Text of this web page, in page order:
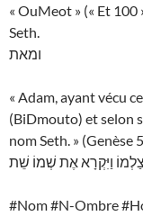
« OuMeot » (« Et 100
Seth.
ומאת
« Adam, ayant vécu
(BiDmouto) et selon
nom Seth. » (Genèse
#Nom #N-Ombre